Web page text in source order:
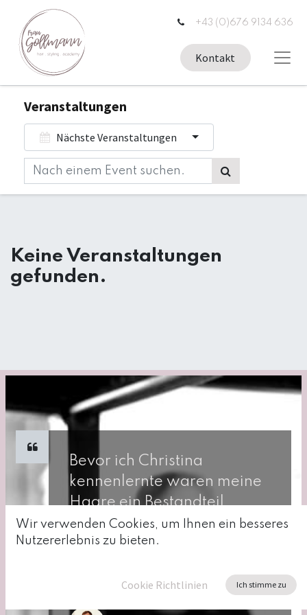
+43 (0)676 9134 636
Kontakt
Veranstaltungen
Nächste Veranstaltungen
Keine Veranstaltungen
gefunden.
Bevor ich Christina
kennenlernte waren meine
Haare ein Bestandteil
meines Körpers auf den ich
nicht viel Wert legte. Sie
machen kann!
Wir verwenden Cookies, um Ihnen ein besseres
Nutzererlebnis zu bieten.
Cookie Richtlinien Ich stimme zu